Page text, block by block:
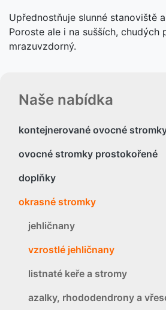
Naše nabídka
kontejnerované ovocné
ovocné stromky prostokořené
doplňky
okrasné stromky
jehličnany
vzrostlé jehličnany
listnaté keře a stromy
azalky, rhododendrony a
Upřednostňuje slunné stanoviště
Poroste ale i na sušších, chudých
mrazuvzdorný.